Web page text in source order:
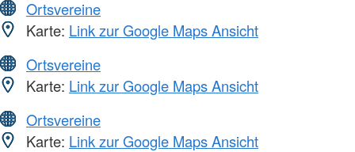
Ortsvereine
Karte: Link zur Google Maps Ansicht
Ortsvereine
Karte: Link zur Google Maps Ansicht
Ortsvereine
Karte: Link zur Google Maps Ansicht